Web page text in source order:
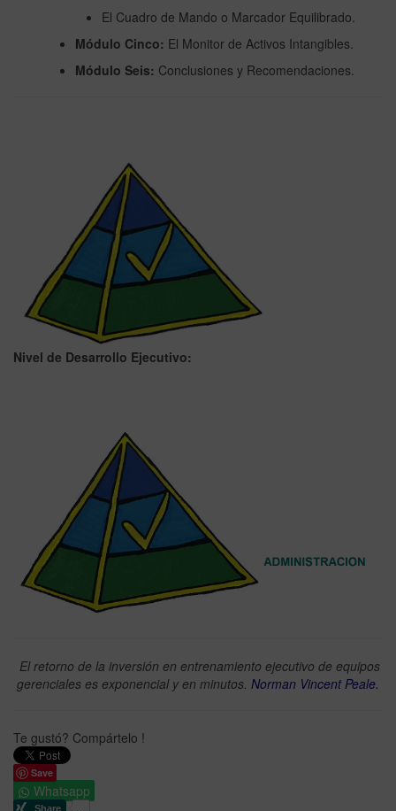
El Cuadro de Mando o Marcador Equilibrado.
Módulo Cinco: El Monitor de Activos Intangibles.
Módulo Seis: Conclusiones y Recomendaciones.
Nivel de Desarrollo Ejecutivo:
El retorno de la inversión en entrenamiento ejecutivo de equipos
gerenciales es exponencial y en minutos. Norman Vincent Peale.
Te gustó? Compártelo !
Save
Whatsapp